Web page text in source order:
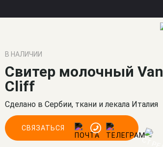
В НАЛИЧИИ
Свитер молочный Van
Cliff
Сделано в Сербии, ткани и лекала Италия
СВЯЗАТЬСЯ